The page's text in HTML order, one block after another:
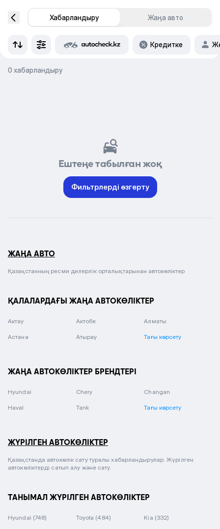
Хабарландыру Жаңа авто
Кредитке
0 хабарландыру
Ештеңе табылған жоқ
Фильтрлерді өзгерту
ЖАҢА АВТО
Қазақстанның ресми дилерлік орталықтарынан автокөліктер
ҚАЛАЛАРДАҒЫ ЖАҢА АВТОКӨЛІКТЕР
Актау Актобе Алматы
Астана Атырау Тағы көрсету
ЖАҢА АВТОКӨЛІКТЕР БРЕНДТЕРІ
Hyundai Chery Changan
Haval Tank Тағы көрсету
ЖҮРІЛГЕН АВТОКӨЛІКТЕР
Қазақстанда автокөлік сату туралы хабарландырулар. Жүрілген
автокөліктерді сатып алу және сату.
ТАНЫМАЛ ЖҮРІЛГЕН АВТОКӨЛІКТЕР
Hyundai (748) Toyota (484) Kia (332)